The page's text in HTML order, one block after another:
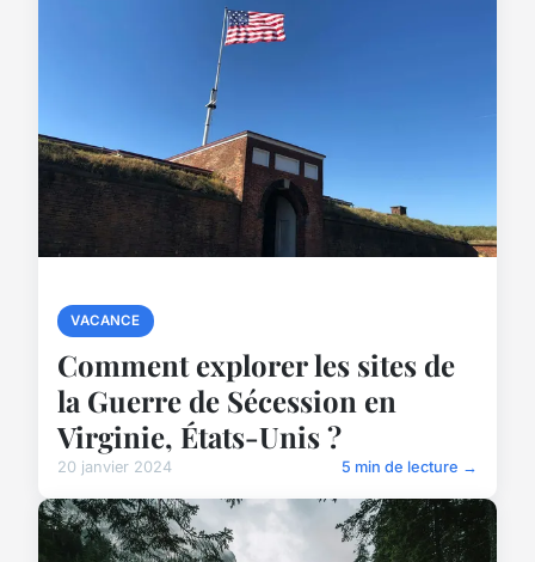
VACANCE
Comment explorer les sites de
la Guerre de Sécession en
Virginie, États-Unis ?
20 janvier 2024 5 min de lecture →